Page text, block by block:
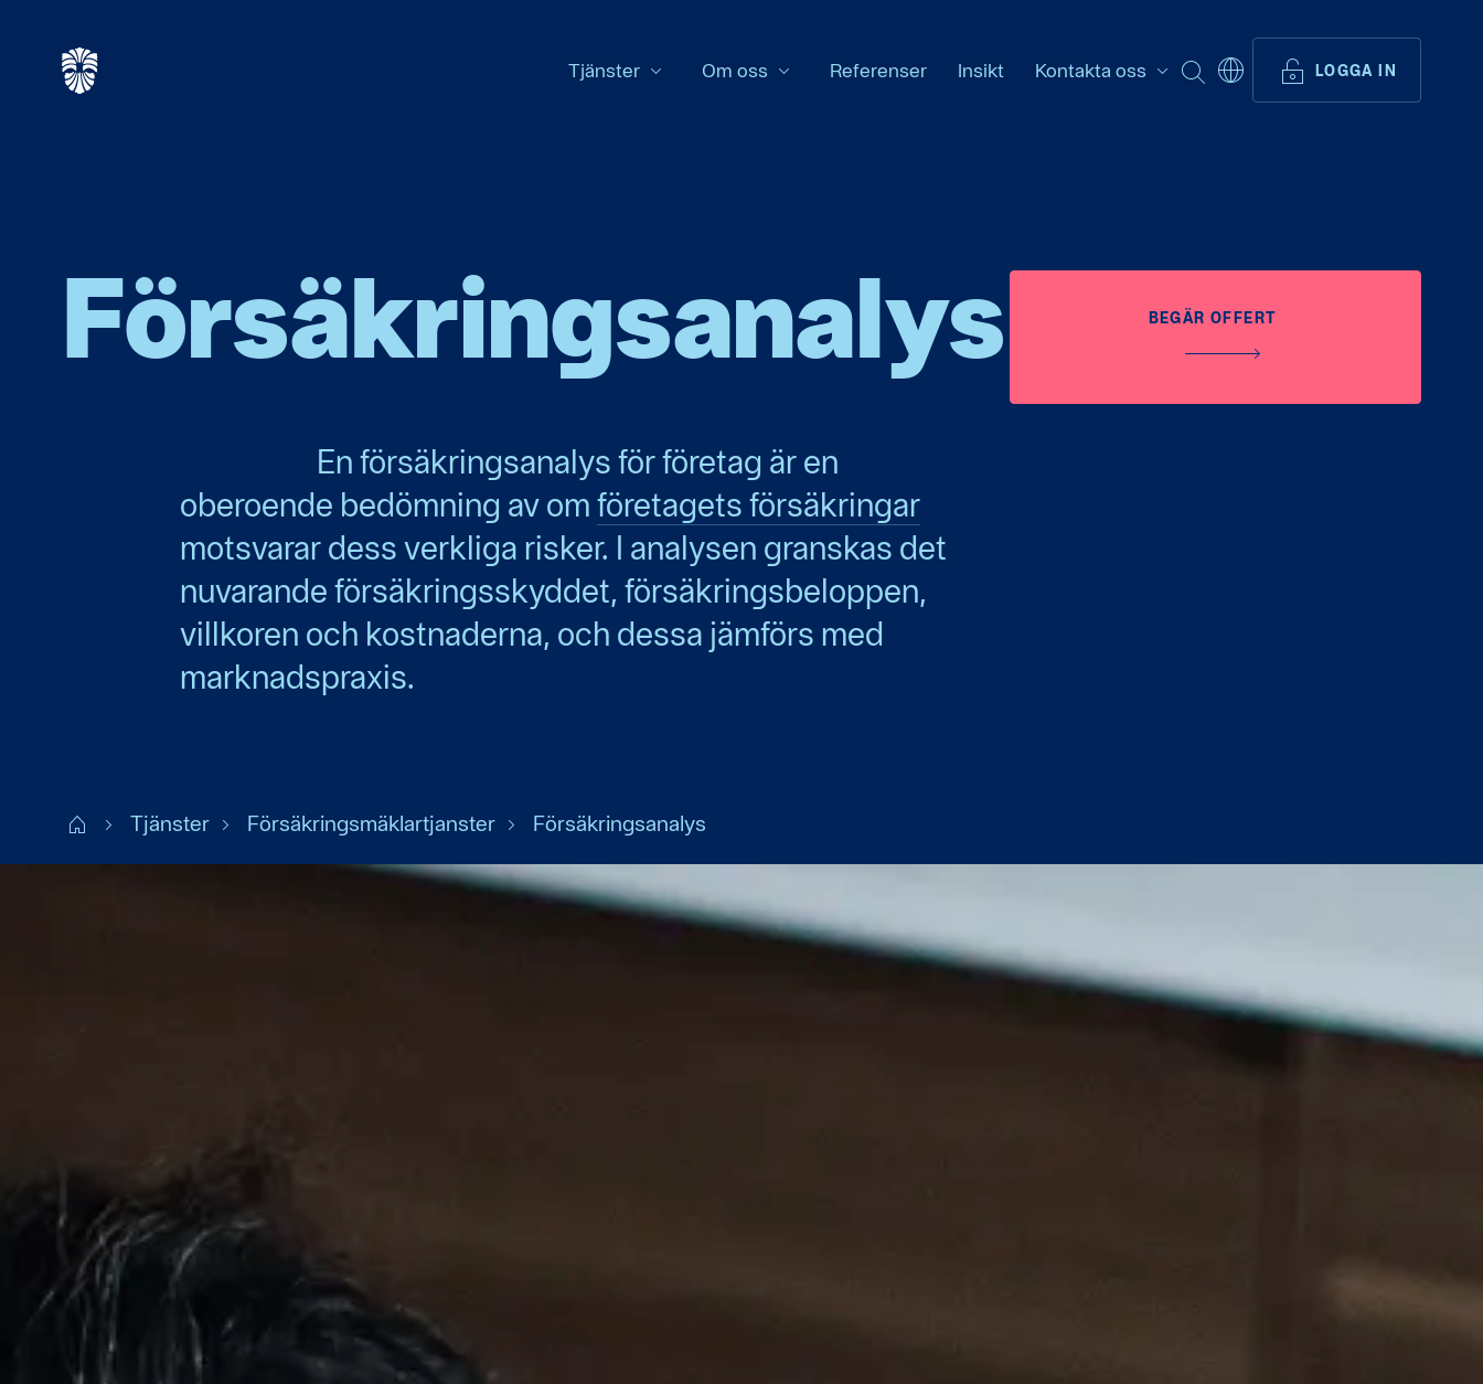
Tjänster Om oss Referenser Insikt Kontakta oss SÖK LOGGA IN
Försäkringsanalys
En försäkringsanalys för företag är en
oberoende bedömning av omföretagets försäkringar
motsvarar dess verkliga risker. I analysen granskas det
nuvarande försäkringsskyddet, försäkringsbeloppen,
villkoren och kostnaderna, och dessa jämförs med
marknadspraxis.
BEGÄR OFFERT
Start FI Tjänster Försäkringsmäklartjanster Försäkringsanalys